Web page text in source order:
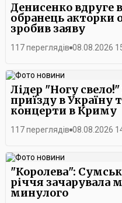
Денисенко вдруге
обранець акторки
зробив заяву
117 переглядів 08.08.2026
Лідер "Ногу
приїзду в Україну
концерти в Криму
117 переглядів 08.08.2026
"Королева":
річчя зачарувала
минулого